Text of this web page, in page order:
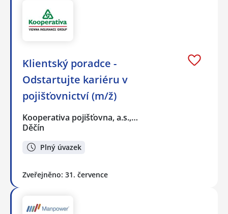
Klientský poradce -
Odstartujte kariéru v
pojišťovnictví (m/ž)
Kooperativa pojišťovna, a.s.,…
Děčín
Plný úvazek
Zveřejněno: 31. července